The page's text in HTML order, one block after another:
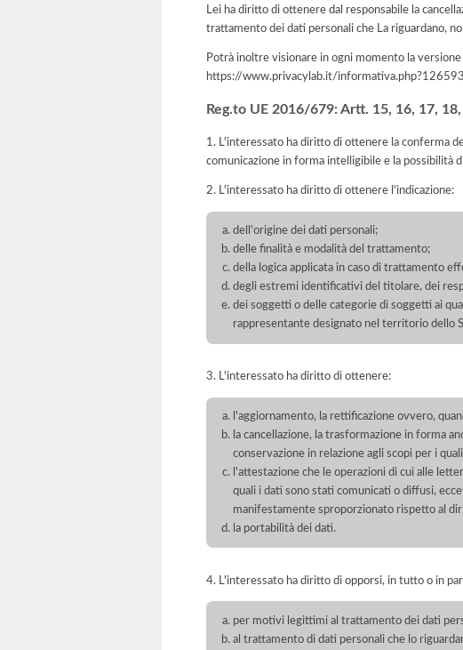
Lei ha diritto di ottenere dal responsabile la
trattamento dei dati personali che La riguardano,
Potrà inoltre visionare in ogni momento la
https://www.privacylab.it/
Reg.to UE 2016/679: Artt. 15, 16, 17,
1. L'interessato ha diritto di ottenere la conferma
comunicazione in forma intelligibile e la possibilità
2. L'interessato ha diritto di ottenere l'indicazione:
dell'origine dei dati personali;
delle finalità e modalità del trattamento;
della logica applicata in caso di trattamento
degli estremi identificativi del titolare, dei
dei soggetti o delle categorie di soggetti ai
rappresentante designato nel territorio dello
3. L'interessato ha diritto di ottenere:
l'aggiornamento, la rettificazione ovvero,
la cancellazione, la trasformazione in forma
conservazione in relazione agli scopi per i
l'attestazione che le operazioni di cui alle
quali i dati sono stati comunicati o diffusi,
manifestamente sproporzionato rispetto al
la portabilità dei dati.
4. L'interessato ha diritto di opporsi, in tutto o in
per motivi legittimi al trattamento dei dati
al trattamento di dati personali che lo